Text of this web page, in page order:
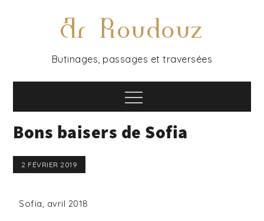
Ar Roudouz
Butinages, passages et traversées
Bons baisers de Sofia
2 FÉVRIER 2019
Sofia, avril 2018